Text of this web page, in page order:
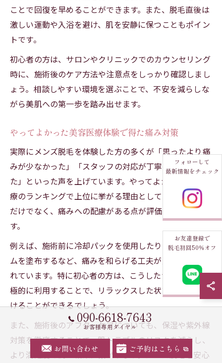
ことで回復を早めることができます。また、脱毛直後は
激しい運動や入浴を避け、肌を安静に保つこともポイン
トです。
初心者の方は、サロンやクリニックでのカウンセリング
時に、施術後のケア方法や注意点をしっかり確認しまし
ょう。相談しやすい環境を選ぶことで、不安を減らしな
がら美肌への第一歩を踏み出せます。
やってよかった美容医療体験で得た痛み対策
実際にメンズ脱毛を体験した方の多くが「思ったより痛
みが少なかった」「スタッフの対応が丁寧で安心でき
た」といった声を上げています。やってよかった美容医
療のランキングで上位に挙がる理由として、効果の実感
だけでなく、痛みへの配慮がある点が評価されていま
す。
例えば、施術前に冷却パックを使用したり、麻酔クリー
ムを塗布するなど、痛みを和らげる工夫が豊富に用意さ
れています。特に初心者の方は、こうしたサポートを積
極的に利用することで、リラックスした状態で施術を受
けることができるでしょう。
また、施術後のアフターケアについても、保湿や紫外線
対策を徹底することで、肌トラブルのリスクを減らし、
より満足度の高い結果に繋がります。メンズ脱毛を安心
フォローして
最新情報をチェック
お友達登録で
脱毛初回50％オフ
090-6618-7643
お客様専用ダイヤル
お問い合わせ ご予約はこちら